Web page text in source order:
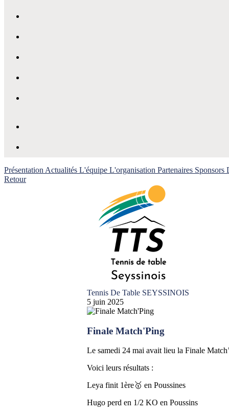
Présentation Actualités L'équipe L'organisation Partenaires Sponsors
Retour
Tennis De Table SEYSSINOIS
5 juin 2025
Finale Match'Ping
Le samedi 24 mai avait lieu la Finale
Voici leurs résultats :
Leya finit 1ère🥇 en Poussines
Hugo perd en 1/2 KO en Poussins